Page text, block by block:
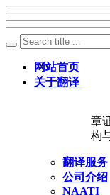
网站首页
关于翻译
章
构
翻译服务
公司介绍
NAATI